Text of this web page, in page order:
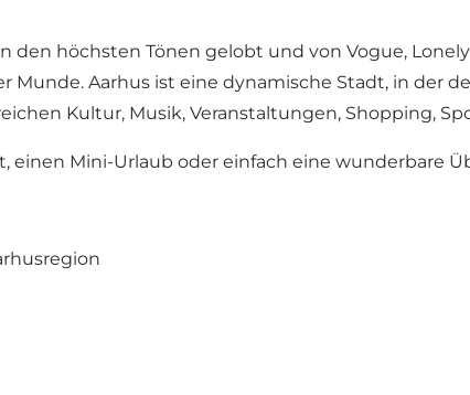
den höchsten Tönen gelobt und von Vogue,
Munde. Aarhus ist eine dynamische Stadt, in der
Kultur, Musik, Veranstaltungen, Shopping,
einen Mini-Urlaub oder einfach eine wunderbare